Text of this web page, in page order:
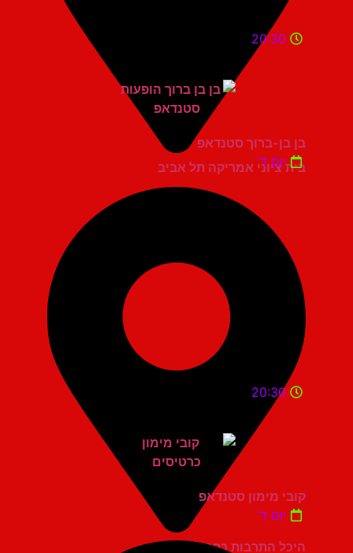
בית ציוני אמריקה תל אביב
20:30
בן בן-ברוך סטנדאפ
יום ד'
היכל התרבות כפר סבא
20:30
קובי מימון סטנדאפ
יום ד'